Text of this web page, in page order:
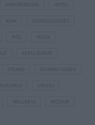
HORVÁTORSZÁG HOTEL
LÉGIKÖZLEKEDÉS
MTÜ MÁLTA
REPÜLŐJÁRAT
STRAND SZAKMAI CIKKEK
TURIZMUS UTAZÁS
WIZZAIR